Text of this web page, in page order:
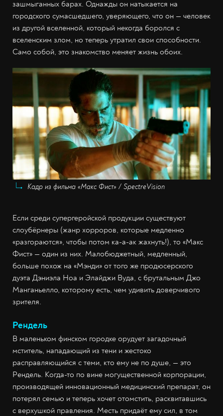
зашмыганных барах. Однажды он натыкается на
городского сумасшедшего, уверяющего, что он — человек
из другой вселенной, который некогда боролся с
вселенским злом, но теперь утратил свои способности.
Само собой, это знакомство меняет жизнь обоих.
Кадр из фильма «Макс Фист» / SpectreVision
Если среди супергеройской продукции существуют
слоубёрнеры (жанр хорроров, которые медленно
«разгораются», чтобы потом ка-а-ак жахнуть!), то «Макс
Фист» — один из них. Малобюджетный, медленный,
больше похож на «Мэнди» от того же продюсерского
дуэта Дэниэла Ноа и Элайджи Вуда, с брутальным Джо
Манганьелло, которому есть, чем удивить доверчивого
зрителя.
Рендель
В маленьком финском городке орудует загадочный
мститель, нападающий из тени и жестоко
расправляющийся с теми, кто ему не по душе, — это
Рендель. Когда-то по вине могущественной корпорации,
производящей инновационный медицинский препарат, он
потерял семью и теперь хочет отомстить, расквитавшись
с верхушкой правления. Месть придаёт ему сил, в том